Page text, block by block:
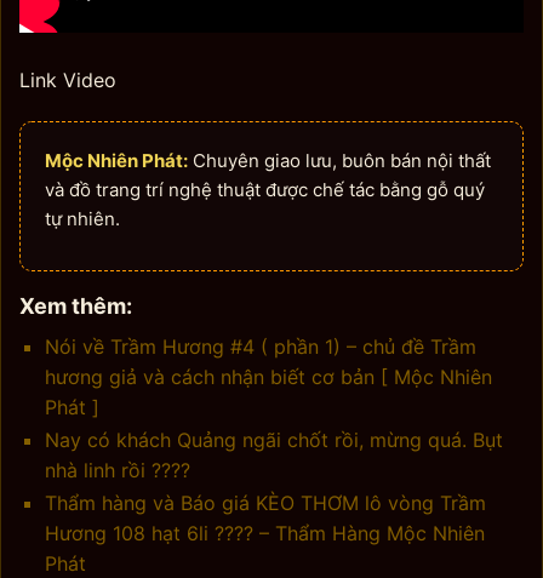
Link Video
Mộc Nhiên Phát: Chuyên giao lưu, buôn bán nội thất
và đồ trang trí nghệ thuật được chế tác bằng gỗ quý
tự nhiên.
Xem thêm:
Nói về Trầm Hương #4 ( phần 1) – chủ đề Trầm
hương giả và cách nhận biết cơ bản [ Mộc Nhiên
Phát ]
Nay có khách Quảng ngãi chốt rồi, mừng quá. Bụt
nhà linh rồi ????
Thẩm hàng và Báo giá KÈO THƠM lô vòng Trầm
Hương 108 hạt 6li ???? – Thẩm Hàng Mộc Nhiên
Phát